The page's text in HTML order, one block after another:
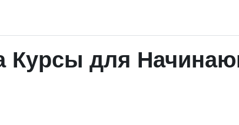
Курсы для